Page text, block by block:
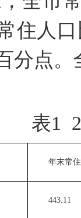
住人
分点
2022
年末常住
443.11